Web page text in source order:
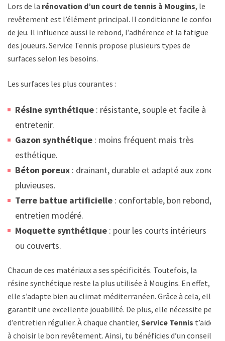
Lors de la rénovation d’un court de tennis à Mougins, le
revêtement est l’élément principal. Il conditionne le confort
de jeu. Il influence aussi le rebond, l’adhérence et la fatigue
des joueurs. Service Tennis propose plusieurs types de
surfaces selon les besoins.
Les surfaces les plus courantes :
Résine synthétique : résistante, souple et facile à
entretenir.
Gazon synthétique : moins fréquent mais très
esthétique.
Béton poreux : drainant, durable et adapté aux zones
pluvieuses.
Terre battue artificielle : confortable, bon rebond,
entretien modéré.
Moquette synthétique : pour les courts intérieurs
ou couverts.
Chacun de ces matériaux a ses spécificités. Toutefois, la
résine synthétique reste la plus utilisée à Mougins. En effet,
elle s’adapte bien au climat méditerranéen. Grâce à cela, elle
garantit une excellente jouabilité. De plus, elle nécessite peu
d’entretien régulier. À chaque chantier, Service Tennis t’aide
à choisir le bon revêtement. Ainsi, tu bénéficies d’un conseil